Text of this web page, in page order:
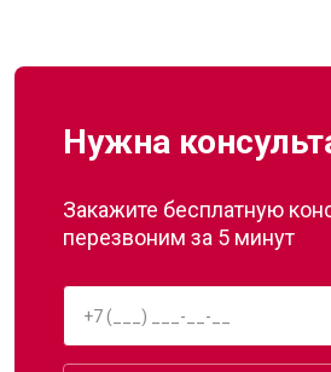
Нужна
Закажите бесплатную
перезвоним за 5 минут